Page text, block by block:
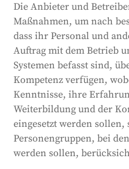
Erfahrung, ihre
berücksichtigen wie
Systeme eingesetzt
Gruppen, die sie nutzen
Die Anbieter und
Maßnahmen, um nach
dass ihr Personal und
Auftrag mit dem Betrieb
Systemen befasst sind,
Kompetenz verfügen,
Kenntnisse, ihre
Weiterbildung und der
eingesetzt werden sollen,
Personengruppen, bei
werden sollen,